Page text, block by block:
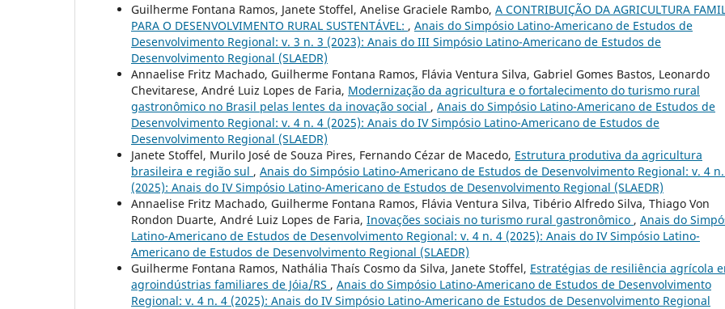
Guilherme Fontana Ramos, Janete Stoffel, Anelise Graciele Rambo, A CONTRIBUIÇÃO DA AGRICULTURA
PARA O DESENVOLVIMENTO RURAL SUSTENTÁVEL: , Anais do Simpósio Latino-Americano de Estudos de
Desenvolvimento Regional: v. 3 n. 3 (2023): Anais do III Simpósio Latino-Americano de Estudos de
Desenvolvimento Regional (SLAEDR)
Annaelise Fritz Machado, Guilherme Fontana Ramos, Flávia Ventura Silva, Gabriel Gomes Bastos, Leonardo
Chevitarese, André Luiz Lopes de Faria, Modernização da agricultura e o fortalecimento do turismo rural
gastronômico no Brasil pelas lentes da inovação social , Anais do Simpósio Latino-Americano de Estudos de
Desenvolvimento Regional: v. 4 n. 4 (2025): Anais do IV Simpósio Latino-Americano de Estudos de
Desenvolvimento Regional (SLAEDR)
Janete Stoffel, Murilo José de Souza Pires, Fernando Cézar de Macedo, Estrutura produtiva da agricultura
brasileira e região sul , Anais do Simpósio Latino-Americano de Estudos de Desenvolvimento Regional: v. 4
(2025): Anais do IV Simpósio Latino-Americano de Estudos de Desenvolvimento Regional (SLAEDR)
Annaelise Fritz Machado, Guilherme Fontana Ramos, Flávia Ventura Silva, Tibério Alfredo Silva, Thiago Von
Rondon Duarte, André Luiz Lopes de Faria, Inovações sociais no turismo rural gastronômico , Anais do
Latino-Americano de Estudos de Desenvolvimento Regional: v. 4 n. 4 (2025): Anais do IV Simpósio Latino-
Americano de Estudos de Desenvolvimento Regional (SLAEDR)
Guilherme Fontana Ramos, Nathália Thaís Cosmo da Silva, Janete Stoffel, Estratégias de resiliência agrícola
agroindústrias familiares de Jóia/RS , Anais do Simpósio Latino-Americano de Estudos de Desenvolvimento
Regional: v. 4 n. 4 (2025): Anais do IV Simpósio Latino-Americano de Estudos de Desenvolvimento Regional